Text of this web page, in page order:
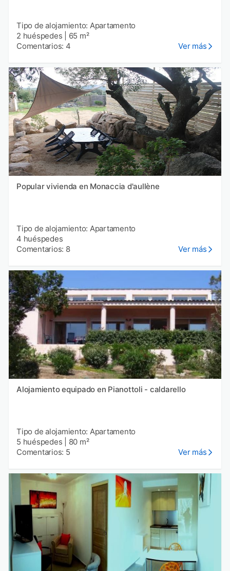
Tipo de alojamiento: Apartamento
2 huéspedes
65 m²
Comentarios: 4
Ver más
Popular vivienda en Monaccia d'aullène
Tipo de alojamiento: Apartamento
4 huéspedes
Comentarios: 8
Ver más
Alojamiento equipado en Pianottoli - caldarello
Tipo de alojamiento: Apartamento
5 huéspedes
80 m²
Comentarios: 5
Ver más